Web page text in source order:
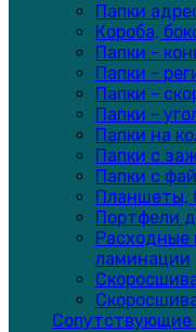
Папки
Короба,
Папки -
Папки -
Папки -
Папки -
Папки на
Папки с
Папки с
Планшеты,
Портфели
Расходные
ламинации
Сопутствующие